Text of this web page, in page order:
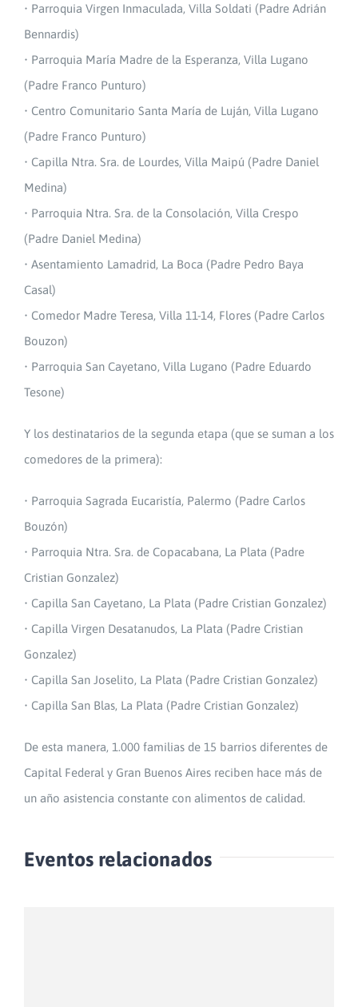
• Parroquia Virgen Inmaculada, Villa Soldati (Padre Adrián
Bennardis)
• Parroquia María Madre de la Esperanza, Villa Lugano
(Padre Franco Punturo)
• Centro Comunitario Santa María de Luján, Villa Lugano
(Padre Franco Punturo)
• Capilla Ntra. Sra. de Lourdes, Villa Maipú (Padre Daniel
Medina)
• Parroquia Ntra. Sra. de la Consolación, Villa Crespo
(Padre Daniel Medina)
• Asentamiento Lamadrid, La Boca (Padre Pedro Baya
Casal)
• Comedor Madre Teresa, Villa 11-14, Flores (Padre Carlos
Bouzon)
• Parroquia San Cayetano, Villa Lugano (Padre Eduardo
Tesone)
Y los destinatarios de la segunda etapa (que se suman a los
comedores de la primera):
• Parroquia Sagrada Eucaristía, Palermo (Padre Carlos
Bouzón)
• Parroquia Ntra. Sra. de Copacabana, La Plata (Padre
Cristian Gonzalez)
• Capilla San Cayetano, La Plata (Padre Cristian Gonzalez)
• Capilla Virgen Desatanudos, La Plata (Padre Cristian
Gonzalez)
• Capilla San Joselito, La Plata (Padre Cristian Gonzalez)
• Capilla San Blas, La Plata (Padre Cristian Gonzalez)
De esta manera, 1.000 familias de 15 barrios diferentes de
Capital Federal y Gran Buenos Aires reciben hace más de
un año asistencia constante con alimentos de calidad.
Eventos relacionados